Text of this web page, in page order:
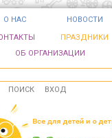
О НАС
НОВОСТИ
ПРАЗДНИКИ
ОБ ОРГАНИЗАЦИИ
ПОИСК ВХОД